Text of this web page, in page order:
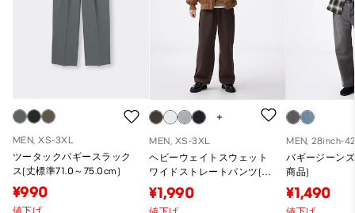
MEN, XS-3XL
ツータックバギースラック
ス(丈標準71.0～75.0cm)
¥990
MEN, XS-3XL
ヘビーウェイトスウェット
ワイドストレートパンツ(丈
標準69.0～73.0cm)
¥1,990
MEN, 28inch-
バギージーン
商品)
¥1,490